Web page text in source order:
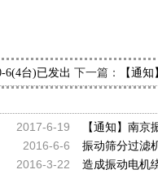
6(4台)已发出，请韩经理查收
下一篇： 【通
2017-6-19
【通知】南京
2016-6-6 振动筛分过滤
2016-3-22 造成振动电机